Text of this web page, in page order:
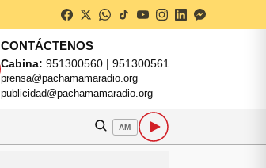
CONTÁCTENOS
Cabina: 951300560 | 951300561
prensa@pachamamaradio.org
publicidad@pachamamaradio.org
AM